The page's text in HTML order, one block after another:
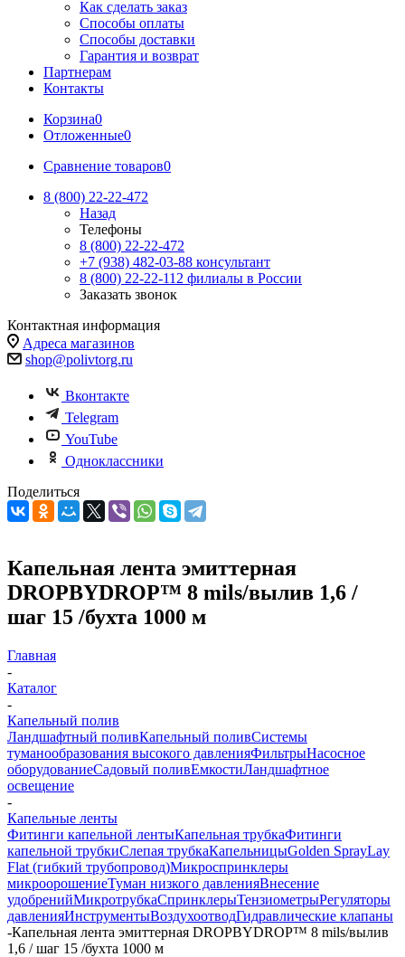
Как сделать заказ
Способы оплаты
Способы доставки
Гарантия и возврат
Партнерам
Контакты
Корзина0
Отложенные0
Сравнение товаров0
8 (800) 22-22-472
Назад
Телефоны
8 (800) 22-22-472
+7 (938) 482-03-88 консультант
8 (800) 22-22-112 филиалы в России
Заказать звонок
Контактная информация
Адреса магазинов
shop@polivtorg.ru
Вконтакте
Telegram
YouTube
Одноклассники
Поделиться
Капельная лента эмиттерная
DROPBYDROP™ 8 mils/вылив 1,6 /
шаг 15 /бухта 1000 м
Главная
-
Каталог
-
Капельный полив
Ландшафтный поливКапельный поливСистемы
туманообразования высокого давленияФильтрыНасосное
оборудованиеСадовый поливЕмкостиЛандшафтное
освещение
-
Капельные ленты
Фитинги капельной лентыКапельная трубкаФитинги
капельной трубкиСлепая трубкаКапельницыGolden SprayLay
Flat (гибкий трубопровод)Микроспринклеры
микроорошениеТуман низкого давленияВнесение
удобренийМикротрубкаСпринклерыТензиометрыРегуляторы
давленияИнструментыВоздухоотводГидравлические клапаны
-Капельная лента эмиттерная DROPBYDROP™ 8 mils/вылив
1,6 / шаг 15 /бухта 1000 м